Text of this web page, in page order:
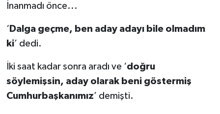
İnanmadı önce...
‘ Dalga geçme, ben aday adayı bile olmadım
ki’ dedi.
İki saat kadar sonra aradı ve ‘doğru
söylemişsin, aday olarak beni göstermiş
Cumhurbaşkanımız’ demişti.